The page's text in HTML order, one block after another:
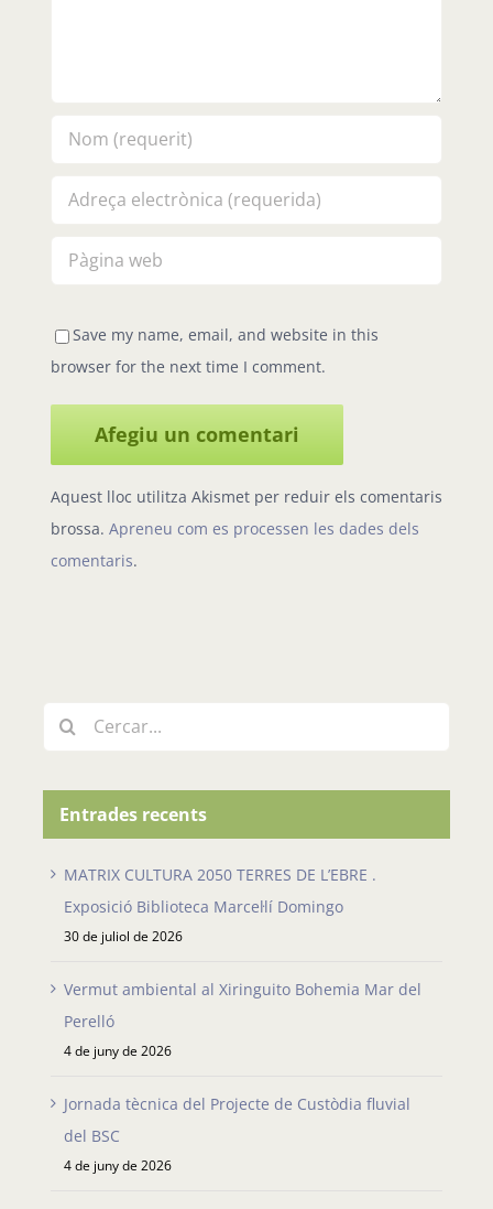
browser for the next time I comment.
Aquest lloc utilitza Akismet per reduir els comentaris
brossa.Apreneu com es processen les dades dels
comentaris.
Entrades recents
Exposició Biblioteca Marcel·lí Domingo
30 de juliol de 2026
Perelló
4 de juny de 2026
del BSC
4 de juny de 2026